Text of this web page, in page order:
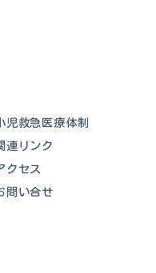
児救急医療体制
連リンク
クセス
問い合せ